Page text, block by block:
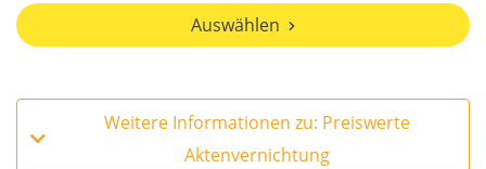
Auswählen
Weitere Informationen zu: Preiswerte
Aktenvernichtung